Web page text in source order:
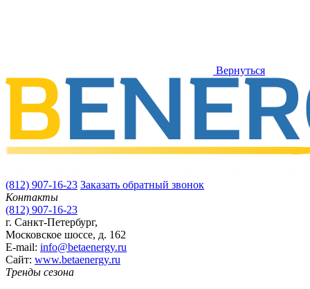
Вернуться
(812) 907-16-23 Заказать обратный звонок
Контакты
(812) 907-16-23
г. Санкт-Петербург,
Московское шоссе, д. 162
E-mail: info@betaenergy.ru
Cайт: www.betaenergy.ru
Тренды сезона